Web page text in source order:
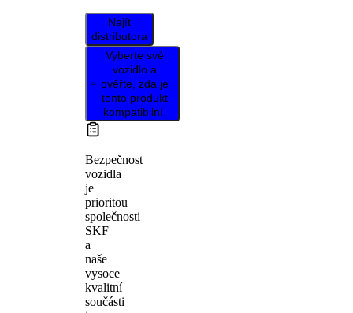
Najít
distributora
Vyberte své
vozidlo a
ověřte, zda je
tento produkt
kompatibilní.
Bezpečnost
vozidla
je
prioritou
společnosti
SKF
a
naše
vysoce
kvalitní
součásti